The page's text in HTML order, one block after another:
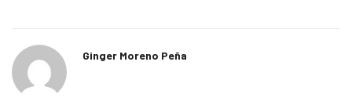
Ginger Moreno Peña